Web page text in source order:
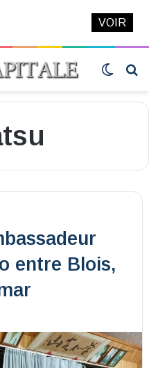
Switch
entre Blois,
VOIR